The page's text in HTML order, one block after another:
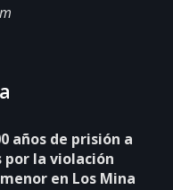
años de prisión a
por la violación
en Los Mina